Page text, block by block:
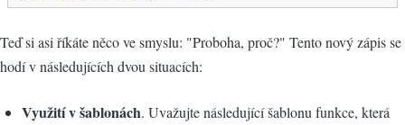
Teď si asi říkáte něco ve smyslu: "Proboha, proč?" Tento nový zápis se
hodí v následujících dvou situacích:
Využití v šablonách. Uvažujte následující šablonu funkce, která